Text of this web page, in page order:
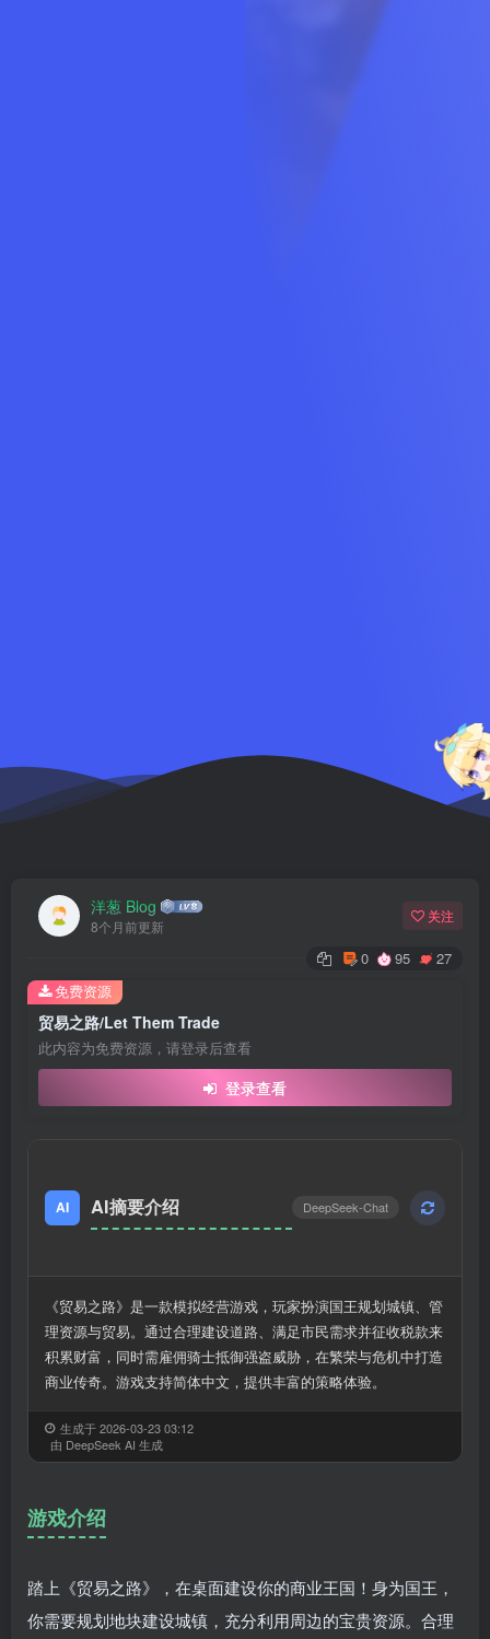
洋葱 Blog
8个月前更新
关注
0 95 27
贸易之路/Let Them Trade
此内容为免费资源，请登录后查看
登录查看
免费资源
AI AI摘要介绍 DeepSeek-Chat
《贸易之路》是一款模拟经营游戏，玩家扮演国王规划城镇、管
理资源与贸易。通过合理建设道路、满足市民需求并征收税款来
积累财富，同时需雇佣骑士抵御强盗威胁，在繁荣与危机中打造
商业传奇。游戏支持简体中文，提供丰富的策略体验。
生成于 2026-03-23 03:12
由 DeepSeek AI 生成
游戏介绍
踏上《贸易之路》，在桌面建设你的商业王国！身为国王，
你需要规划地块建设城镇，充分利用周边的宝贵资源。合理